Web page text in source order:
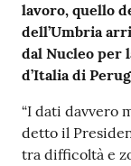
lavoro, quello
dell’Umbria
dal Nucleo per
d’Italia di
“I dati davvero
detto il
tra difficoltà e